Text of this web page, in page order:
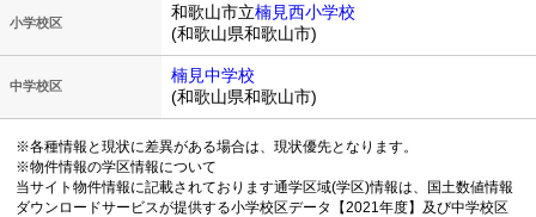
小学校区
和歌山市立楠見西小学校
(和歌山県和歌山市)
中学校区
楠見中学校
(和歌山県和歌山市)
※各種情報と現状に差異がある場合は、現状優先となります。
※物件情報の学区情報について
当サイト物件情報に記載されております通学区域(学区)情報は、国土数値情報
ダウンロードサービスが提供する小学校区データ【2021年度】及び中学校区